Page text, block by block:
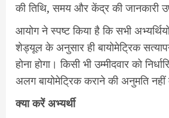
की तिथि, समय और केंद्र की जानकारी
आयोग ने स्पष्ट किया है कि सभी
शेड्यूल के अनुसार ही बायोमेट्रिक
होना होगा। किसी भी उम्मीदवार को
अलग बायोमेट्रिक कराने की अनुमति नहीं
क्या करें अभ्यर्थी